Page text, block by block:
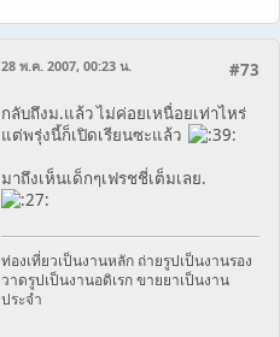
#73
28 พ.ค. 2007, 00:23 น.
กลับถึงม.แล้ว ไม่ค่อยเหนื่อยเท่าไหร่
แต่พรุ่งนี้ก็เปิดเรียนซะแล้ว
มาถึงเห็นเด็กๆเฟรชชี่เต็มเลย.
ท่องเที่ยวเป็นงานหลัก ถ่ายรูปเป็นงานรอง
วาดรูปเป็นงานอดิเรก ขายยาเป็นงาน
ประจำ